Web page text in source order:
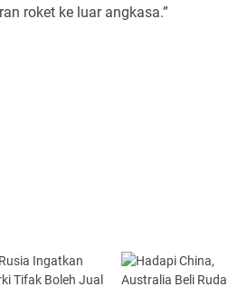
roket ke luar angkasa.”